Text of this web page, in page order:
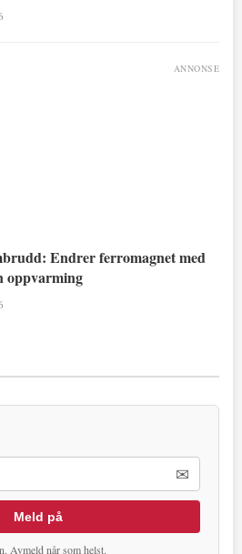
ANNONSE
Endrer ferromagnet med
oppvarming
✉
Meld på
Avmeld når som helst.